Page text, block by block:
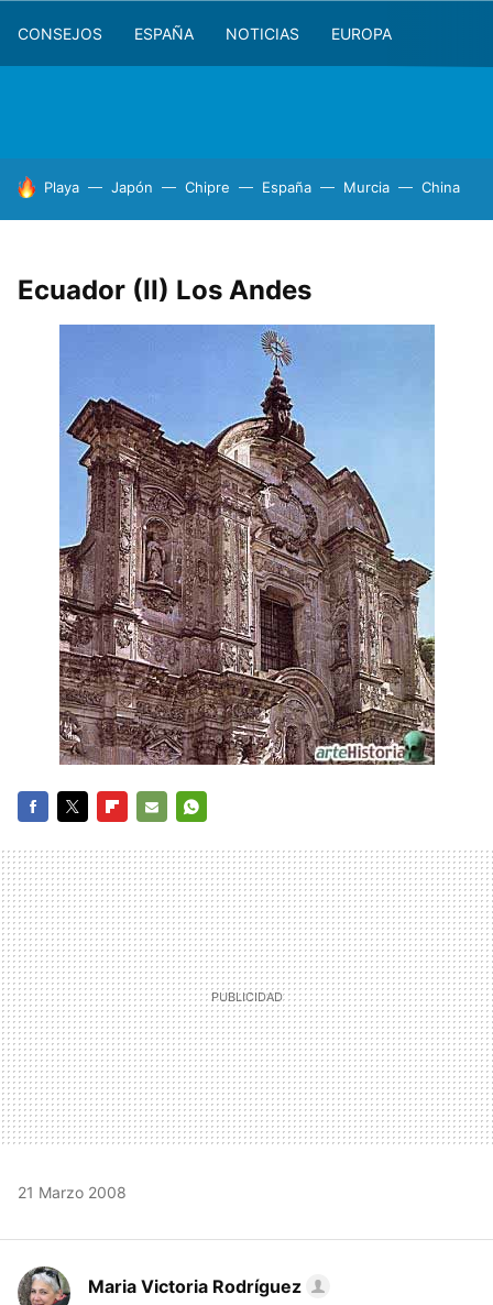
CONSEJOS ESPAÑA NOTICIAS EUROPA
HOY SE HABLA DE
Playa Japón Chipre España Murcia China
Ecuador (II) Los Andes
MAIL
21 Marzo 2008
Maria Victoria Rodríguez